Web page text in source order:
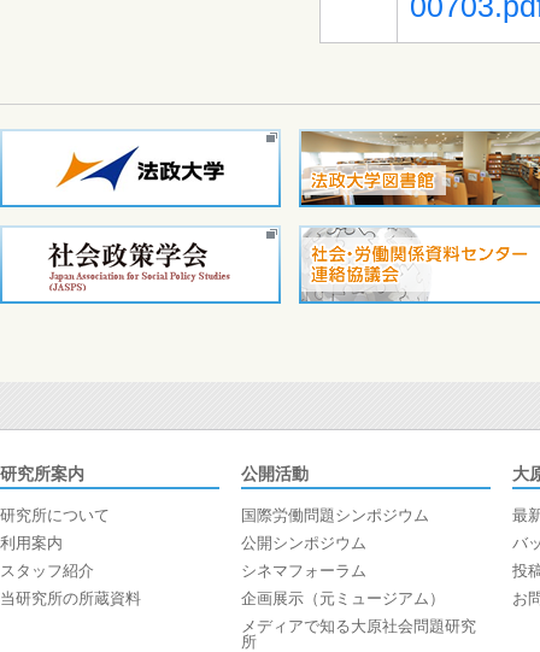
研究所案内
研究所について
利用案内
スタッフ紹介
当研究所の所蔵資料
公開活動
国際労働問題シンポジウム
公開シンポジウム
シネマフォーラム
企画展示（元ミュージアム）
メディアで知る大原社会問題研究
所
大
最
バ
投
お